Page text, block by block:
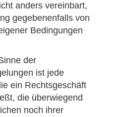
anders vereinbart,
gegebenenfalls von
Bedingungen
der
ist jede
ein Rechtsgeschäft
die überwiegend
noch ihrer